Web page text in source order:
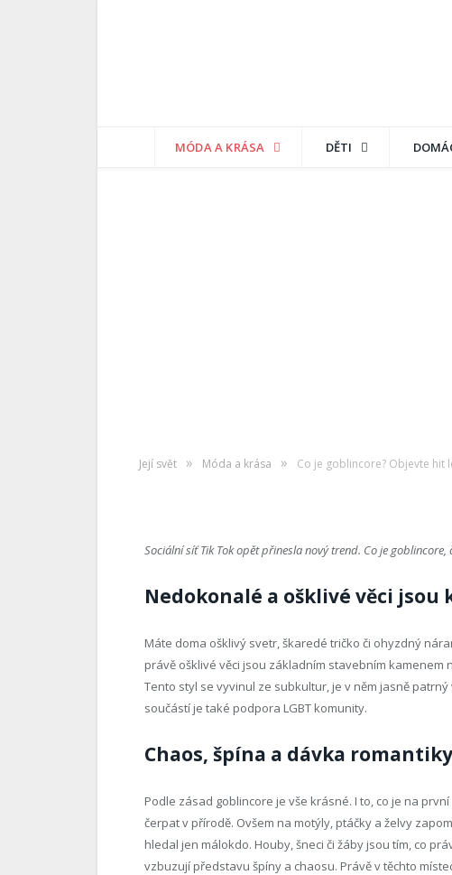
MÓDA A KRÁSA DĚTI
Její svět » Móda a krása » Co je goblincore? Objevte hit
MICHAELA 20.6.2024 0 COMMENTS
Sociální síť Tik Tok opět přinesla nový trend. Co je
Nedokonalé a ošklivé věci jsou
Máte doma ošklivý svetr, škaredé tričko či ohyzdný
právě ošklivé věci jsou základním stavebním
Tento styl se vyvinul ze subkultur, je v něm jasně
součástí je také podpora LGBT komunity.
Chaos, špína a dávka romantiky
Podle zásad goblincore je vše krásné. I to, co je na
čerpat v přírodě. Ovšem na motýly, ptáčky a želvy
hledal jen málokdo. Houby, šneci či žáby jsou tím, co
vzbuzují představu špíny a chaosu. Právě v těchto